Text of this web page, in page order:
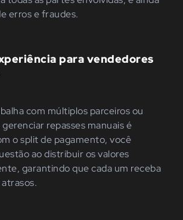
erros e fraudes.
para vendedores
com múltiplos parceiros ou
repasses manuais é
o split de pagamento, você
ao distribuir os valores
garantindo que cada um receba